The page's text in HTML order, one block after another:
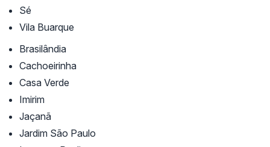
Sé
Vila Buarque
Brasilândia
Cachoeirinha
Casa Verde
Imirim
Jaçanã
Jardim São Paulo